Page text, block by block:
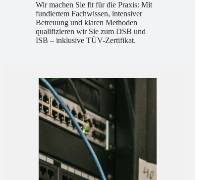
Wir machen Sie fit für die Praxis: Mit
fundiertem Fachwissen, intensiver
Betreuung und klaren Methoden
qualifizieren wir Sie zum DSB und
ISB – inklusive TÜV-Zertifikat.